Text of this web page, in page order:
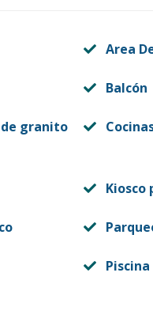
Area
Balcón
de granito
Kiosco
Piscina